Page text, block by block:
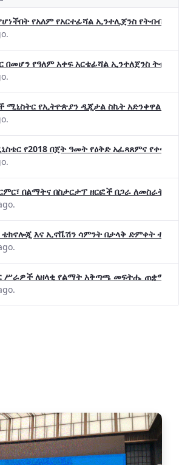
የአለም የአርተፊሻል ኢንተሊጀንስ የትብብር
በመሆን የዓለም አቀፍ አርቴፊሻል ኢንተለጀንስ
ሚኒስትር የኢትዮጵያን ዲጂታል ስኬት አድንቀዋል
የ2018 በጀት ዓመት የዕቅድ አፈጻጸምና
በልማትና በስታርታፕ ዘርፎች በጋራ ለመስራት
ቴክኖሎጂ እና ኢኖቬሽን ሳምንት በታላቅ ድምቀት
ሥራዎች ለዘላቂ የልማት አቅጣጫ መፍትሔ ጠቋሚ